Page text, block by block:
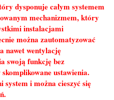
dysponuje całym systemem
mechanizmem, który
instalacjami
można zautomatyzować
nawet wentylację
swoją funkcję bez
ustawienia.
i można cieszyć się